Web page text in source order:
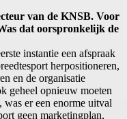
van de KNSB. Voor
dat oorspronkelijk de
instantie een afspraak
herpositioneren,
en de organisatie
geheel opnieuw moeten
er een enorme uitval
geen marketingplan,